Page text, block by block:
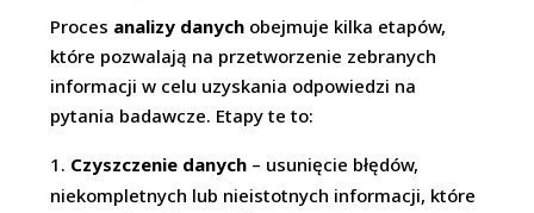
Proces analizy danych obejmuje kilka etapów,
które pozwalają na przetworzenie zebranych
informacji w celu uzyskania odpowiedzi na
pytania badawcze. Etapy te to:
Czyszczenie danych – usunięcie błędów,
niekompletnych lub nieistotnych informacji, które